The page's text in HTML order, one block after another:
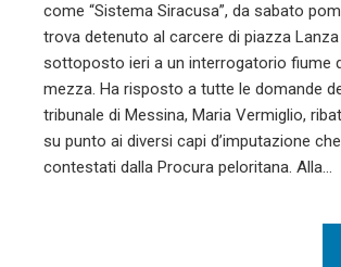
come “Sistema Siracusa”, da sabato
trova detenuto al carcere di piazza Lanza
sottoposto ieri a un interrogatorio fiume
mezza. Ha risposto a tutte le domande
tribunale di Messina, Maria Vermiglio,
su punto ai diversi capi d’imputazione
contestati dalla Procura peloritana. Alla…